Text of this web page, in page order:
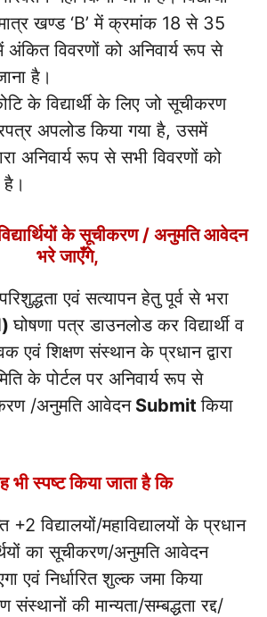
मात्र खण्ड ‘B’ में क्रमांक 18 से 35
विवरणों को अनिवार्य रूप से
है।
के विद्यार्थी के लिए जो सूचीकरण
अपलोड किया गया है, उसमें
अनिवार्य रूप से सभी विवरणों को
है।
के सूचीकरण / अनुमति आवेदन
भरे जाएँगे,
एवं सत्यापन हेतु पूर्व से भरा
घोषणा पत्र डाउनलोड कर विद्यार्थी व
एवं शिक्षण संस्थान के प्रधान द्वारा
के पोर्टल पर अनिवार्य रूप से
/अनुमति आवेदनSubmitकिया
भी स्पष्ट किया जाता है कि
+2 विद्यालयों/महाविद्यालयों के प्रधान
का सूचीकरण/अनुमति आवेदन
एवं निर्धारित शुल्क जमा किया
संस्थानों की मान्यता/सम्बद्धता रद्द/